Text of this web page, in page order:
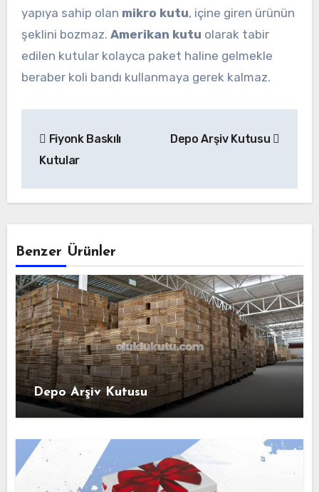
yapıya sahip olan mikro kutu, içine giren ürünün
şeklini bozmaz. Amerikan kutu olarak tabir
edilen kutular kolayca paket haline gelmekle
beraber koli bandı kullanmaya gerek kalmaz.
gezinmesi
Fiyonk Baskılı
Kutular
Depo Arşiv Kutusu
Benzer Ürünler
Depo Arşiv Kutusu